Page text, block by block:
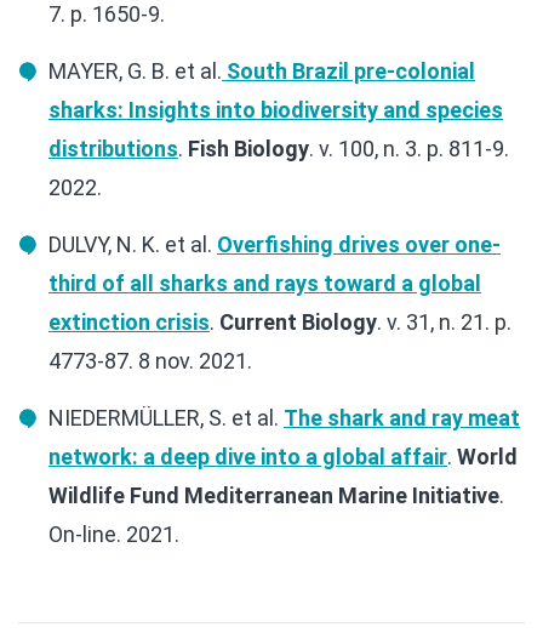
7. p. 1650-9.
MAYER, G. B. et al. South Brazil pre-colonial
sharks: Insights into biodiversity and species
distributions. Fish Biology. v. 100, n. 3. p. 811-9.
2022.
DULVY, N. K. et al. Overfishing drives over one-
third of all sharks and rays toward a global
extinction crisis. Current Biology. v. 31, n. 21. p.
4773-87. 8 nov. 2021.
NIEDERMÜLLER, S. et al. The shark and ray meat
network: a deep dive into a global affair. World
Wildlife Fund Mediterranean Marine Initiative.
On-line. 2021.